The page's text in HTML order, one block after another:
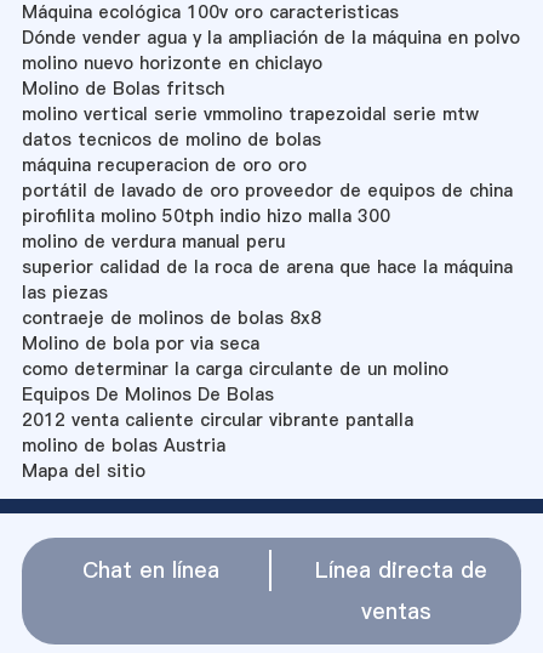
Máquina ecológica 100v oro caracteristicas
Dónde vender agua y la ampliación de la máquina en polvo
molino nuevo horizonte en chiclayo
Molino de Bolas fritsch
molino vertical serie vmmolino trapezoidal serie mtw
datos tecnicos de molino de bolas
máquina recuperacion de oro oro
portátil de lavado de oro proveedor de equipos de china
pirofilita molino 50tph indio hizo malla 300
molino de verdura manual peru
superior calidad de la roca de arena que hace la máquina
las piezas
contraeje de molinos de bolas 8x8
Molino de bola por via seca
como determinar la carga circulante de un molino
Equipos De Molinos De Bolas
2012 venta caliente circular vibrante pantalla
molino de bolas Austria
Mapa del sitio
Chat en línea
Línea directa de
ventas